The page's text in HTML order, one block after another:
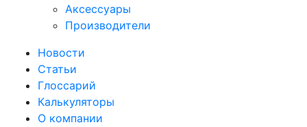
Аксессуары
Производители
Новости
Статьи
Глоссарий
Калькуляторы
О компании